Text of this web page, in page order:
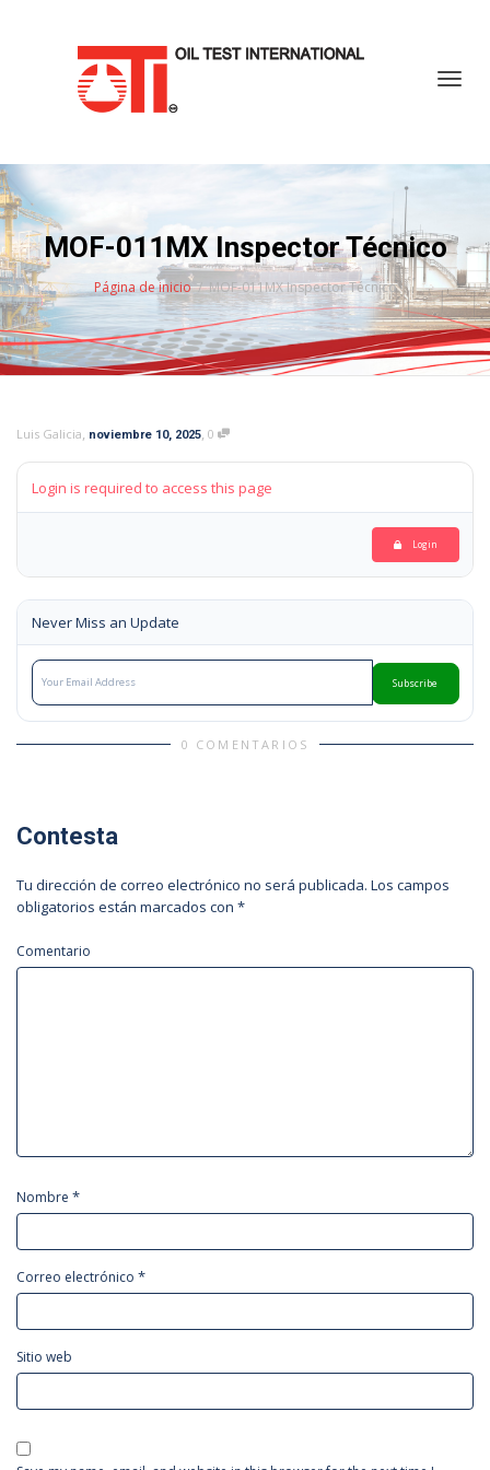
MOF-011MX Inspector Técnico
Página de inicio MOF-011MX Inspector Técnico
Luis Galicia, noviembre 10, 2025, 0
Login is required to access this page
Login
Never Miss an Update
Subscribe
0 COMENTARIOS
Contesta
Tu dirección de correo electrónico no será publicada. Los campos
obligatorios están marcados con *
Comentario
Nombre *
Correo electrónico *
Sitio web